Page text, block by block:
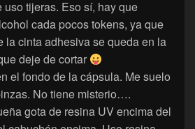
uso tijeras. Eso sí, hay que
cada pocos tokens, ya que
la cinta adhesiva se queda en la
deje de cortar
el fondo de la cápsula. Me suelo
No tiene misterio….
gota de resina UV encima del